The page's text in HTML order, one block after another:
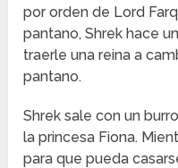
por orden de Lord
pantano, Shrek hace
traerle una reina a
pantano.
Shrek sale con un
la princesa Fiona.
para que pueda